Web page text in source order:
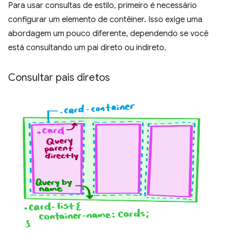
Para usar consultas de estilo, primeiro é necessário
configurar um elemento de contêiner. Isso exige uma
abordagem um pouco diferente, dependendo se você
está consultando um pai direto ou indireto.
Consultar pais diretos